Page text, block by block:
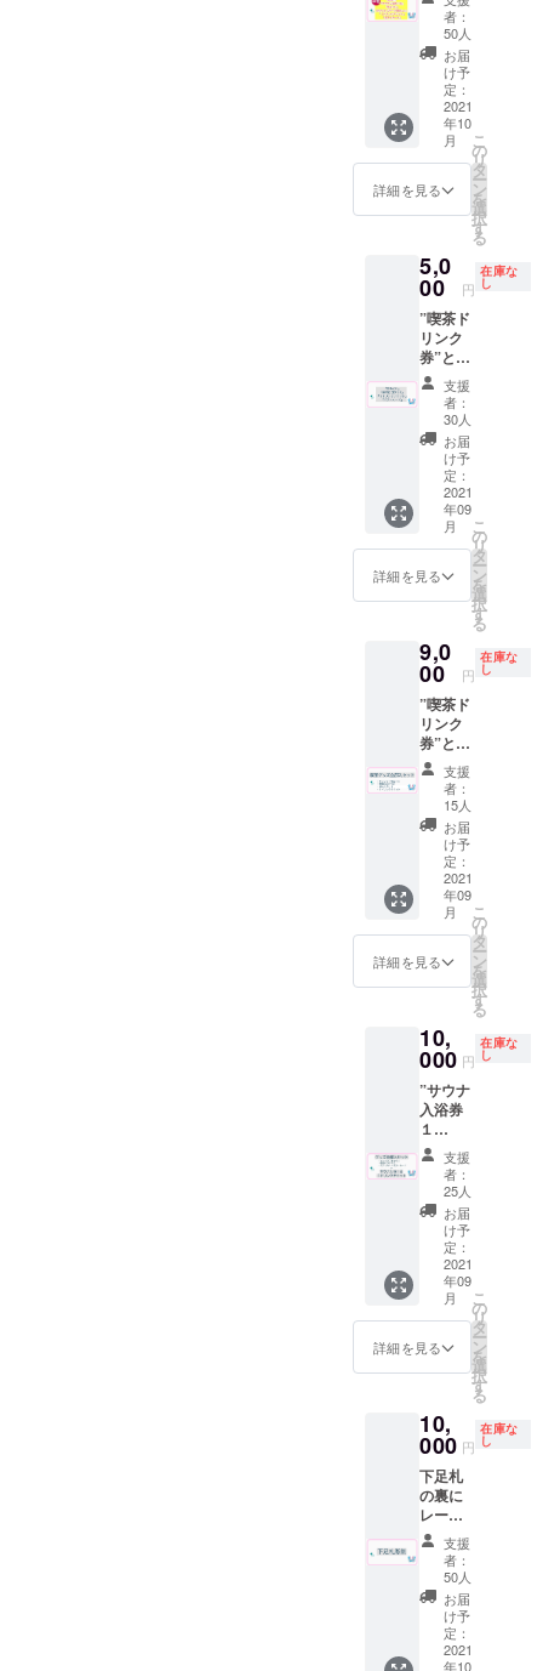
するこ
とがあ
りま
す。
使って
いくう
ちに落
ち着い
いが増
しま
郵送は
９月中
頃を予
定して
おりま
す。
十條湯
ロゴの
物にな
りま
す。 ※
有効期
限2022
年９月
料はプ
ロジェ
ナー負
担とな
りま
す。 て
ぬぐい
につい
て デザ
インを
上堀内
美術
氏
https://t
witter.c
om/mid
uno_m
制作を
かまわ
kamaw
anu.jp
の
江澤氏
にご依
頼させ
て頂き
まし
た。 サ
イズ
33cm×
90cm
綿１０
０％ 日
染めの
ため色
色移り
するこ
とがあ
りま
す。
使って
いくう
ちに落
ち着い
て風合
いが増
しま
す。 ※
郵送は
９月中
頃を予
定して
おりま
す。 閉
担とな
りま
す。 ※
食品に
なりま
すので
発送時
にメー
ルでご
連絡さ
ナ100円
引き
券”を代
用致し
ます。
※ドリン
ク券は
アル
コール
も可
酒類の
販売が
可能の
場合）
但し未
成年の
方はソ
フトド
リンク
のみの
ご注文
に限り
ます。
※有効期
限2022
年９月
末 ※郵
してお
りま
す。 ※
送料は
プロ
ジェク
トオー
ナー負
担とな
りま
す。 グ
ラスに
ついて
喫茶深
海の屋
リント
した
ラスで
す。 サ
イズ
円周
210mm
口径
6.7×高
さ８cm
てぬぐ
い”と”
ドリン
ク券１
枚”と"
ポスト
カー
ド"を同
封して
お送り
させて
頂きま
ドリン
ク券は
過去に
使用し
てい
た”サウ
ナ100円
引き
券”を代
用致し
ます。
※ドリン
ク券は
アル
コール
も可
（使用
販売が
可能の
場合）
但し未
成年の
方はソ
フトド
リンク
のみの
ご注文
に限り
ます。
※有効期
限2022
年９月
末 ※送
料はプ
ナー負
担とな
す。 て
ぬぐい
につい
て デザ
インを
上堀内
美術
氏
https://t
witter.c
om/mid
uno_m
e?s=20
制作を
かまわ
kamaw
anu.jp
の
江澤氏
にご依
頼させ
て頂き
まし
た。 サ
イズ
33cm×
90cm
者：
50人
お届
け予
定：
2021
年10
月
詳細を見る
こ
の
リ
タ
ー
ン
を
選
択
す
る
5,0
00 円
在庫な
し
”喫茶ド
リンク
券”と”
てぬぐ
い”と”
グラ
ス”と"
ポスト
カー
ド"を同
封して
お送り
させて
頂きま
す。 ※
ドリン
過去に
使用し
てい
た”サウ
ナ100円
引き
券”を代
用致し
ます。
※ドリン
ク券は
アル
コール
も可
（使用
時に喫
茶での
場合）
但し未
成年の
方はソ
フトド
リンク
のみの
ご注文
に限り
ます。
※有効期
限2022
年９月
末 ※郵
送は9月
中頃を
予定し
プロ
ジェク
トオー
ナー負
担とな
りま
す。 て
ぬぐい
につい
て デザ
インを
上堀内
美術氏
支援
者：
30人
お届
け予
定：
2021
年09
月
詳細を見る
こ
の
リ
タ
ー
ン
を
選
択
す
る
9,0
00 円
在庫な
し
”喫茶ド
リンク
券”と”T
シャ
ツ”と”
てぬぐ
い”と”
グラ
ス”と"
ポスト
カー
ド"を同
封して
お送り
させて
頂きま
礼品の
詳細は
各リ
ターン
でご確
認下さ
い。 ※
ドリン
ク券は
過去に
使用し
てい
た”サウ
ナ100円
引き
券”を代
用致し
※ドリン
アル
コール
も可
（使用
時に喫
茶での
酒類の
販売が
可能の
場合）
但し未
成年の
方はソ
支援
者：
15人
お届
け予
定：
2021
年09
月
詳細を見る
こ
の
リ
タ
ー
ン
を
選
択
す
る
10,
000 円
在庫な
し
”サウナ
入浴券
１
枚”と”
喫茶ド
リンク
券１
枚”と"
ポスト
カー
ド"と”
グラ
ス”と”
てぬぐ
い”と”T
シャ
ステッ
カー”を
同封し
てお送
りさせ
て頂き
ます。
※ドリン
ク券は
過去に
使用し
てい
た”サウ
支援
者：
25人
お届
け予
定：
2021
年09
月
詳細を見る
こ
の
リ
タ
ー
ン
を
選
択
す
る
10,
000 円
在庫な
し
下足札
の裏に
レー
ザー彫
刻でお
好きな
名前や
一言を
入れる
権利。
支援
者：
50人
お届
け予
定：
2021
年10